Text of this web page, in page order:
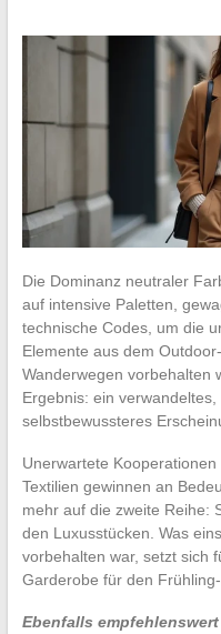
Die Dominanz neutraler
auf intensive Paletten,
technische Codes, um die
Elemente aus dem
Wanderwegen vorbehalten
Ergebnis: ein
selbstbewussteres
Unerwartete
Textilien gewinnen an
mehr auf die zweite Reihe:
den Luxusstücken. Was
vorbehalten war, setzt sich
Garderobe für den
Ebenfalls empfehlenswert